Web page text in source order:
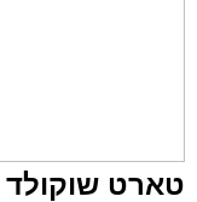
טארט שוקולד